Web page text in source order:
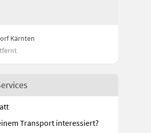
Kärnten
Transport interessiert?